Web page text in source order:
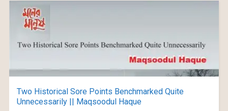
Two Historical Sore Points Benchmarked Quite
Unnecessarily || Maqsoodul Haque